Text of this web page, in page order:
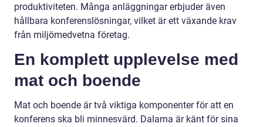
produktiviteten. Många anläggningar erbjuder även
hållbara konferenslösningar, vilket är ett växande krav
från miljömedvetna företag.
En komplett upplevelse med
mat och boende
Mat och boende är två viktiga komponenter för att en
konferens ska bli minnesvärd. Dalarna är känt för sina